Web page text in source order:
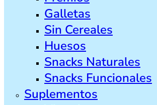
Galletas
Sin Cereales
Huesos
Snacks Naturales
Snacks Funcionales
Suplementos